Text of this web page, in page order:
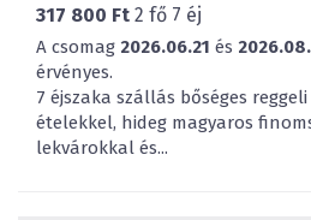
317 800 Ft 2 fő 7 éj
A csomag 2026.06.21 és
érvényes.
7 éjszaka szállás bőséges
ételekkel, hideg magyaros
lekvárokkal és...